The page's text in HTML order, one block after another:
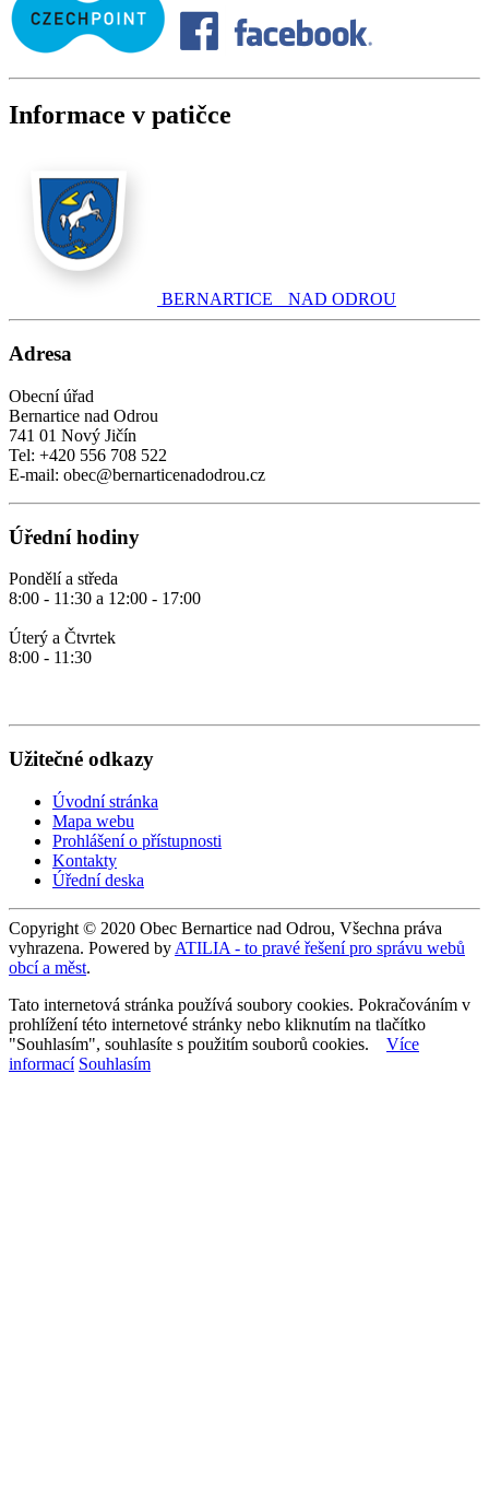
Informace v patičce
BERNARTICE NAD ODROU
Adresa
Obecní úřad
Bernartice nad Odrou
741 01 Nový Jičín
Tel: +420 556 708 522
E-mail: obec@bernarticenadodrou.cz
Úřední hodiny
Pondělí a středa
8:00 - 11:30 a 12:00 - 17:00
Úterý a Čtvrtek
8:00 - 11:30
Užitečné odkazy
Úvodní stránka
Mapa webu
Prohlášení o přístupnosti
Kontakty
Úřední deska
Copyright © 2020 Obec Bernartice nad Odrou, Všechna práva
vyhrazena. Powered by ATILIA - to pravé řešení pro správu webů
obcí a měst.
Tato internetová stránka používá soubory cookies. Pokračováním v
prohlížení této internetové stránky nebo kliknutím na tlačítko
"Souhlasím", souhlasíte s použitím souborů cookies. Více
informací Souhlasím